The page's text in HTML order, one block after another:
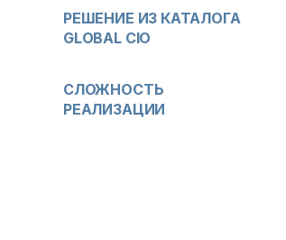
РЕШЕНИЕ ИЗ КАТАЛОГА
GLOBAL CIO
СЛОЖНОСТЬ
РЕАЛИЗАЦИИ